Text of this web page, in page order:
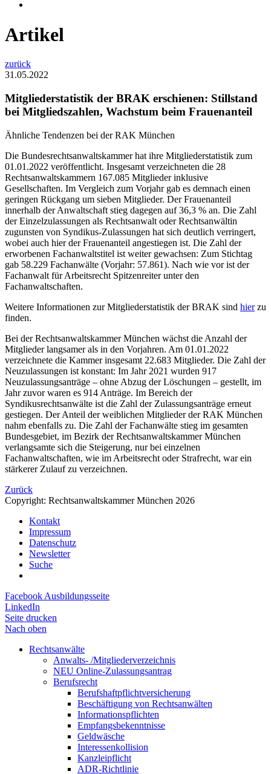
Artikel
zurück
31.05.2022
Mitgliederstatistik der BRAK erschienen: Stillstand
bei Mitgliedszahlen, Wachstum beim Frauenanteil
Ähnliche Tendenzen bei der RAK München
Die Bundesrechtsanwaltskammer hat ihre Mitgliederstatistik zum
01.01.2022 veröffentlicht. Insgesamt verzeichneten die 28
Rechtsanwaltskammern 167.085 Mitglieder inklusive
Gesellschaften. Im Vergleich zum Vorjahr gab es demnach einen
geringen Rückgang um sieben Mitglieder. Der Frauenanteil
innerhalb der Anwaltschaft stieg dagegen auf 36,3 % an. Die Zahl
der Einzelzulassungen als Rechtsanwalt oder Rechtsanwältin
zugunsten von Syndikus-Zulassungen hat sich deutlich verringert,
wobei auch hier der Frauenanteil angestiegen ist. Die Zahl der
erworbenen Fachanwaltstitel ist weiter gewachsen: Zum Stichtag
gab 58.229 Fachanwälte (Vorjahr: 57.861). Nach wie vor ist der
Fachanwalt für Arbeitsrecht Spitzenreiter unter den
Fachanwaltschaften.
Weitere Informationen zur Mitgliederstatistik der BRAK sind hierzu
finden.
Bei der Rechtsanwaltskammer München wächst die Anzahl der
Mitglieder langsamer als in den Vorjahren. Am 01.01.2022
verzeichnete die Kammer insgesamt 22.683 Mitglieder. Die Zahl der
Neuzulassungen ist konstant: Im Jahr 2021 wurden 917
Neuzulassungsanträge – ohne Abzug der Löschungen – gestellt, im
Jahr zuvor waren es 914 Anträge. Im Bereich der
Syndikusrechtsanwälte ist die Zahl der Zulassungsanträge erneut
gestiegen. Der Anteil der weiblichen Mitglieder der RAK München
nahm ebenfalls zu. Die Zahl der Fachanwälte stieg im gesamten
Bundesgebiet, im Bezirk der Rechtsanwaltskammer München
verlangsamte sich die Steigerung, nur bei einzelnen
Fachanwaltschaften, wie im Arbeitsrecht oder Strafrecht, war ein
stärkerer Zulauf zu verzeichnen.
Zurück
Copyright: Rechtsanwaltskammer München 2026
Kontakt
Impressum
Datenschutz
Newsletter
Suche
Facebook Ausbildungsseite
LinkedIn
Seite drucken
Nach oben
Rechtsanwälte
Anwalts- /Mitgliederverzeichnis
NEU Online-Zulassungsantrag
Berufsrecht
Berufshaftpflichtversicherung
Beschäftigung von Rechtsanwälten
Informationspflichten
Empfangsbekenntnisse
Geldwäsche
Interessenkollision
Kanzleipflicht
ADR-Richtlinie